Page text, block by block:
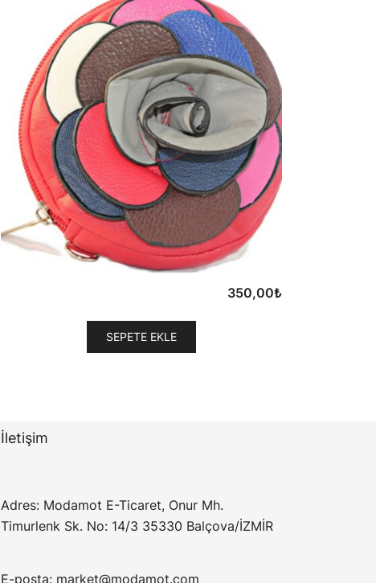
350,00₺
SEPETE EKLE
İletişim
Adres: Modamot E-Ticaret, Onur Mh.
Timurlenk Sk. No: 14/3 35330 Balçova/İZMİR
E-posta: market@modamot.com